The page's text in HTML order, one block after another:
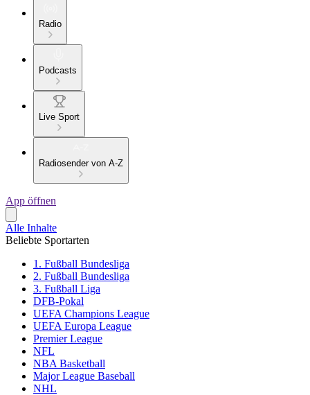
Radio
Podcasts
Live Sport
Radiosender von A-Z
App öffnen
Alle Inhalte
Beliebte Sportarten
1. Fußball Bundesliga
2. Fußball Bundesliga
3. Fußball Liga
DFB-Pokal
UEFA Champions League
UEFA Europa League
Premier League
NFL
NBA Basketball
Major League Baseball
NHL